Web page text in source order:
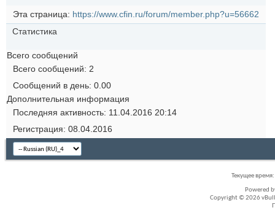
Эта страница
https://www.cfin.ru/forum/member.php?u=56662
Статистика
Всего сообщений
Всего сообщений
2
Сообщений в день 0.00
Дополнительная информация
Последняя активность 11.04.2016 20:14
Регистрация 08.04.2016
Текущее время:
Powered
Copyright © 2026